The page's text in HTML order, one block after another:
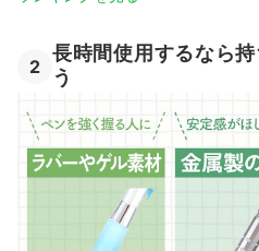
2
長時間使用するなら
う